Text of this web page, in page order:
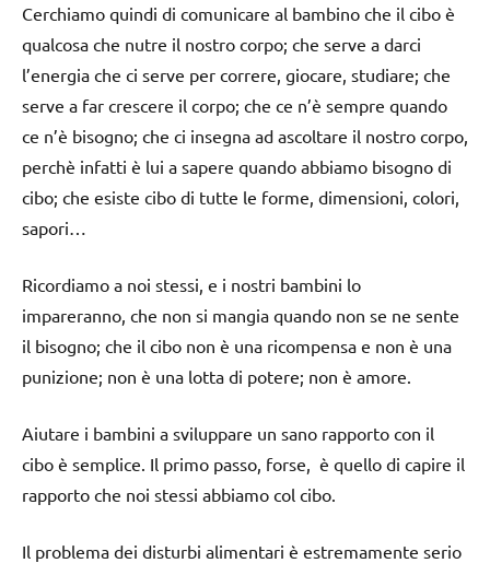
Cerchiamo quindi di comunicare al bambino che il cibo è
qualcosa che nutre il nostro corpo; che serve a darci
l’energia che ci serve per correre, giocare, studiare; che
serve a far crescere il corpo; che ce n’è sempre quando
ce n’è bisogno; che ci insegna ad ascoltare il nostro corpo,
perchè infatti è lui a sapere quando abbiamo bisogno di
cibo; che esiste cibo di tutte le forme, dimensioni, colori,
sapori…
Ricordiamo a noi stessi, e i nostri bambini lo
impareranno, che non si mangia quando non se ne sente
il bisogno; che il cibo non è una ricompensa e non è una
punizione; non è una lotta di potere; non è amore.
Aiutare i bambini a sviluppare un sano rapporto con il
cibo è semplice. Il primo passo, forse, è quello di capire il
rapporto che noi stessi abbiamo col cibo.
Il problema dei disturbi alimentari è estremamente serio